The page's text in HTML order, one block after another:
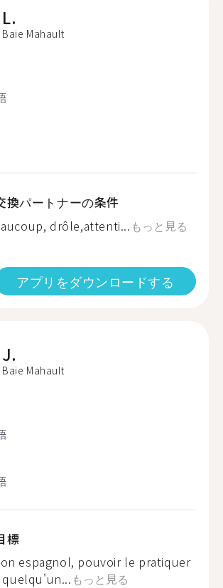
L.
Baie Mahault
換パートナーの条件
drôle,attenti... もっと見る
アプリをダウンロードする
J.
Baie Mahault
標
espagnol, pouvoir le pratiquer
もっと見る